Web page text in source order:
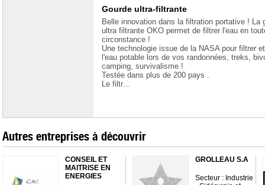
Gourde ultra-filtrante
Belle innovation dans la filtration portative ! La
ultra filtrante OKO permet de filtrer l'eau en
circonstance !
Une technologie issue de la NASA pour filtrer
l'eau potable lors de vos randonnées, treks,
camping, survivalisme !
Testée dans plus de 200 pays .
Le filtr…
Autres entreprises à découvrir
CONSEIL ET
MAITRISE EN
ENERGIES
GROLLEAU S.A
Secteur : Industrie